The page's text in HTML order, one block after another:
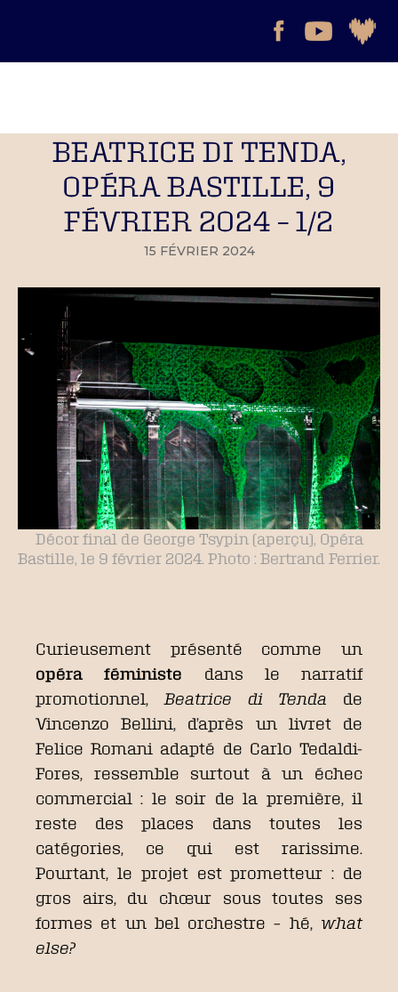
BEATRICE DI TENDA,
OPÉRA BASTILLE, 9
FÉVRIER 2024 – 1/2
15 FÉVRIER 2024
Décor final de George Tsypin (aperçu), Opéra
Bastille, le 9 février 2024. Photo : Bertrand Ferrier.
Curieusement présenté comme un
opéra féministe dans le narratif
promotionnel, Beatrice di Tenda de
Vincenzo Bellini, d’après un livret de
Felice Romani adapté de Carlo Tedaldi-
Fores, ressemble surtout à un échec
commercial : le soir de la première, il
reste des places dans toutes les
catégories, ce qui est rarissime.
Pourtant, le projet est prometteur : de
gros airs, du chœur sous toutes ses
formes et un bel orchestre – hé, what
else?